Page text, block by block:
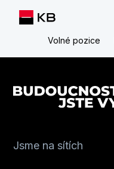
Volné pozice
Jsme na sítích